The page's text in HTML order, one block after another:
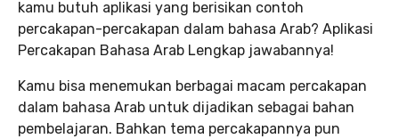
kamu butuh aplikasi yang berisikan contoh
percakapan-percakapan dalam bahasa Arab? Aplikasi
Percakapan Bahasa Arab Lengkap jawabannya!
Kamu bisa menemukan berbagai macam percakapan
dalam bahasa Arab untuk dijadikan sebagai bahan
pembelajaran. Bahkan tema percakapannya pun